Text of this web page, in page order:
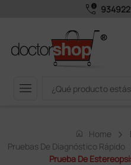
call_quality
menu
home Home
Pruebas De Diagnóstico Rápido
Prueba De